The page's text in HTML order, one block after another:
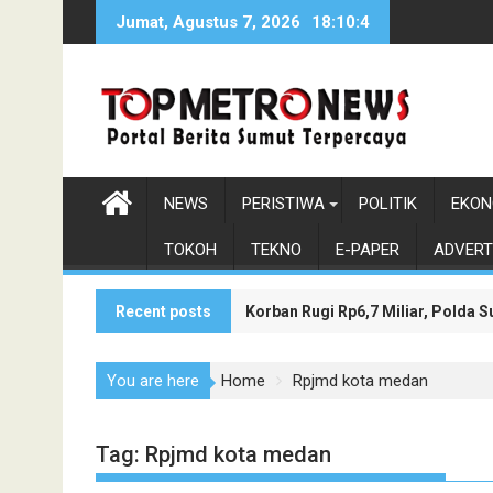
Jumat, Agustus 7, 2026 18:10:5
NEWS PERISTIWA POLITIK
TOKOH TEKNO E-PAPER
Recent posts Korban Rugi Rp6,7 Miliar, Polda
Wakil Bupati Asahan Dukung
You are here Home Rpjmd kota medan
Tag: Rpjmd kota medan